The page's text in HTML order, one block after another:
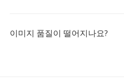
이미지 품질이 떨어지나요?